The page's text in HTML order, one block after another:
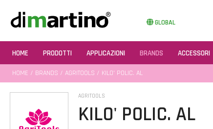
GLOBAL
HOME PRODOTTI APPLICAZIONI BRANDS ACCESSORI
HOME / BRANDS / AGRITOOLS / KILO' POLIC. AL
AGRITOOLS
KILO' POLIC. AL